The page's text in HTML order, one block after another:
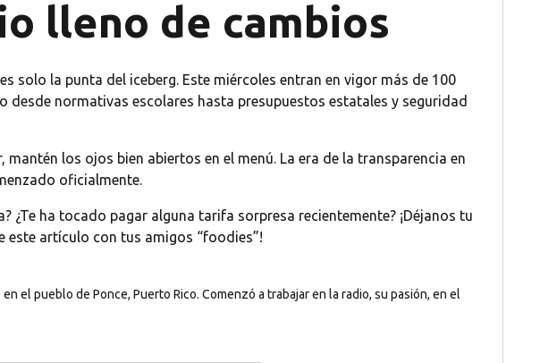
lleno de cambios
solo la punta del iceberg. Este miércoles entran en vigor más de 100
desde normativas escolares hasta presupuestos estatales y seguridad
mantén los ojos bien abiertos en el menú. La era de la transparencia en
oficialmente.
¿Te ha tocado pagar alguna tarifa sorpresa recientemente? ¡Déjanos tu
artículo con tus amigos “foodies”!
el pueblo de Ponce, Puerto Rico. Comenzó a trabajar en la radio, su pasión, en el